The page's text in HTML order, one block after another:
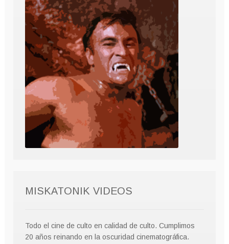
MISKATONIK VIDEOS
Todo el cine de culto en calidad de culto. Cumplimos
20 años reinando en la oscuridad cinematográfica.